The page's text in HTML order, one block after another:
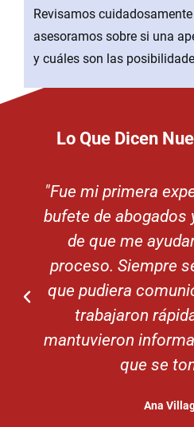
Revisamos
asesoramos sobre si una
y cuáles son las
Lo Que Dicen
"Fue mi primera
bufete de abogados
de que me
proceso. Siempre
que pudiera
trabajaron
mantuvieron
que se
Ana